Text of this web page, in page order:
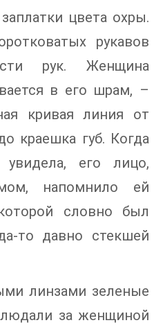
цвета охры.
рукавов
рук. Женщина
в его шрам, –
кривая линия от
краешка губ. Когда
его лицо,
напомнило ей
словно был
то давно стекшей
линзами зеленые
за женщиной